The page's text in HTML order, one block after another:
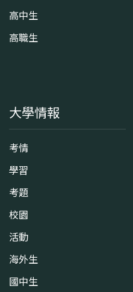
高中生
高職生
大學情報
考情
學習
考題
校園
活動
海外生
國中生